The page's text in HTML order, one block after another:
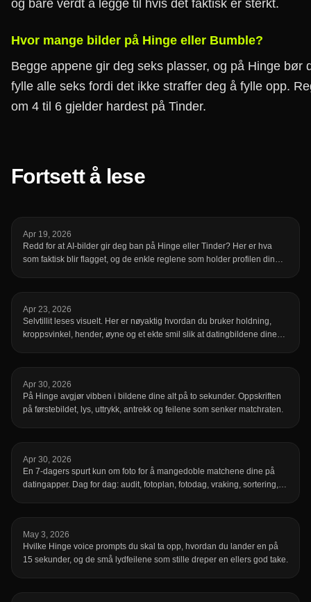
og bare verdt å legge til hvis det faktisk er sterkt.
Hvor mange bilder på Hinge eller Bumble?
Begge appene gir deg seks plasser, og på Hinge bør
fylle alle seks fordi det ikke straffer deg å fylle opp.
om 4 til 6 gjelder hardest på Tinder.
Fortsett å lese
Apr 19, 2026
Redd for at AI-bilder gir deg ban på Hinge eller Tinder? Her er hva
som faktisk blir flagget, og de enkle reglene som holder profilen din
Apr 23, 2026
Selvtillit leses visuelt. Her er nøyaktig hvordan du bruker holdning,
kroppsvinkel, hender, øyne og et ekte smil slik at datingbildene dine
Apr 30, 2026
På Hinge avgjør vibben i bildene dine alt på to sekunder. Oppskriften
på førstebildet, lys, uttrykk, antrekk og feilene som senker matchraten.
Apr 30, 2026
En 7-dagers spurt kun om foto for å mangedoble matchene dine på
datingapper. Dag for dag: audit, fotoplan, fotodag, vraking, sortering,
May 3, 2026
Hvilke Hinge voice prompts du skal ta opp, hvordan du lander en på
15 sekunder, og de små lydfeilene som stille dreper en ellers god take.